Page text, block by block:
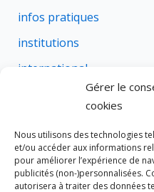
Gérer le
cookies
Nous utilisons des technologies
et/ou accéder aux informations
pour améliorer l’expérience de
publicités (non-)personnalisées.
autorisera à traiter des données
infos pratiques
institutions
international
rural
social